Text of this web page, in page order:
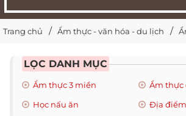
Trang chủ Ẩm thực - văn hóa - du lịch
LỌC DANH MỤC
Ẩm thực 3 miền
Ẩm thực
Học nấu ăn
Địa